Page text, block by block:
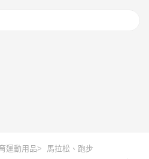
運動用品> 馬拉松、跑步